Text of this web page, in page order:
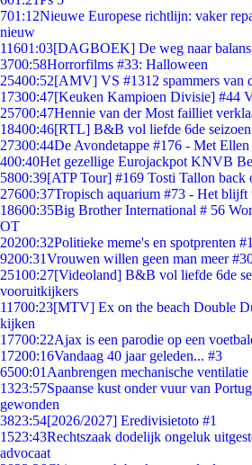
701:12Nieuwe Europese richtlijn: vaker
nieuw
11601:03[DAGBOEK] De weg naar
3700:58Horrorfilms #33: Halloween
25400:52[AMV] VS #1312 spammers van
17300:47[Keuken Kampioen Divisie] #44
25700:47Hennie van der Most failliet
18400:46[RTL] B&B vol liefde 6de
27300:44De Avondetappe #176 - Met Ellen
400:40Het gezellige Eurojackpot KNVB
5800:39[ATP Tour] #169 Tosti Tallon back
27600:37Tropisch aquarium #73 - Het blijft
18600:35Big Brother International # 56
OT
20200:32Politieke meme's en spotprenten
9200:31Vrouwen willen geen man meer
25100:27[Videoland] B&B vol liefde 6de
vooruitkijkers
11700:23[MTV] Ex on the beach Double
kijken
17700:22Ajax is een parodie op een
17200:16Vandaag 40 jaar geleden... #3
6500:01 Aanbrengen mechanische
1323:57Spaanse kust onder vuur van
gewonden
3823:54[2026/2027] Eredivisietoto #1
1523:43Rechtszaak dodelijk ongeluk
advocaat